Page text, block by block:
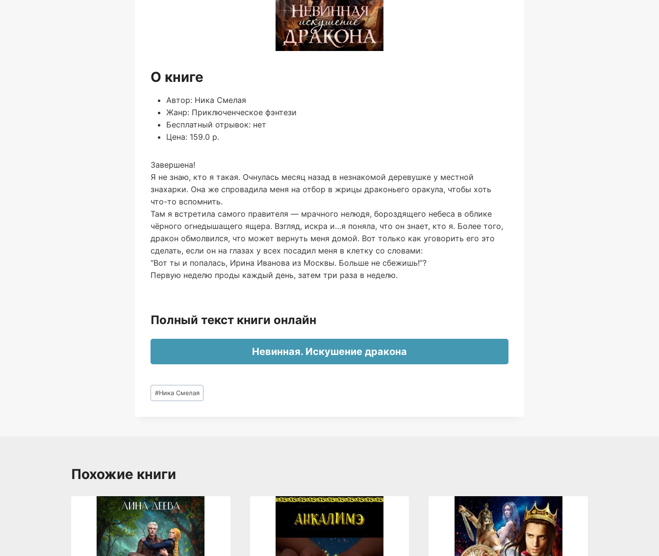
О книге
Автор: Ника Смелая
Жанр: Приключенческое фэнтези
Бесплатный отрывок: нет
Цена: 159.0 р.
Завершена!
Я не знаю, кто я такая. Очнулась месяц назад в незнакомой деревушке у местной
знахарки. Она же спровадила меня на отбор в жрицы драконьего оракула, чтобы хоть
что-то вспомнить.
Там я встретила самого правителя — мрачного нелюдя, бороздящего небеса в облике
чёрного огнедышащего ящера. Взгляд, искра и…я поняла, что он знает, кто я. Более того,
дракон обмолвился, что может вернуть меня домой. Вот только как уговорить его это
сделать, если он на глазах у всех посадил меня в клетку со словами:
“Вот ты и попалась, Ирина Иванова из Москвы. Больше не сбежишь!”?
Первую неделю проды каждый день, затем три раза в неделю.
Полный текст книги онлайн
Невинная. Искушение дракона
Метки
записи:
#Ника Смелая
Похожие книги